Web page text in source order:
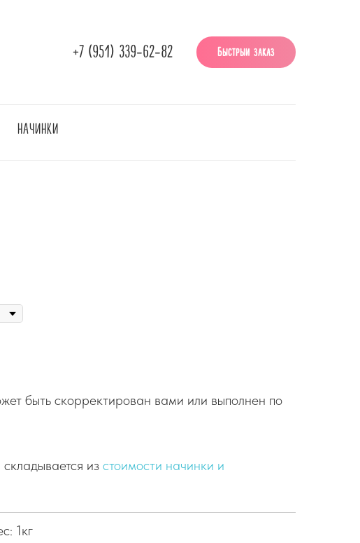
+7 (951) 339-62-82 Быстрый заказ
НАЧИНКИ
быть скорректирован вами или выполнен по
из стоимости начинки и
1кг